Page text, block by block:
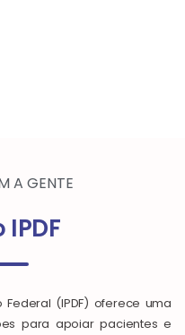
A GENTE
(IPDF) oferece uma
para apoiar pacientes e